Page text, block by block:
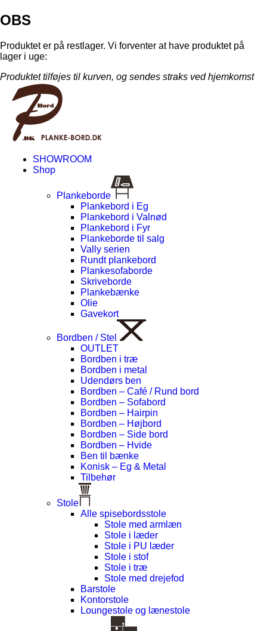
OBS
Produktet er på restlager. Vi forventer at have produktet på
lager i uge:
Produktet tilføjes til kurven, og sendes straks ved hjemkomst
SHOWROOM
Shop
Plankeborde
Plankebord i Eg
Plankebord i Valnød
Plankebord i Fyr
Plankeborde til salg
Vally serien
Rundt plankebord
Plankesofaborde
Skriveborde
Plankebænke
Olie
Gavekort
Bordben / Stel
OUTLET
Bordben i træ
Bordben i metal
Udendørs ben
Bordben – Café / Rund bord
Bordben – Sofabord
Bordben – Hairpin
Bordben – Højbord
Bordben – Side bord
Bordben – Hvide
Ben til bænke
Konisk – Eg & Metal
Tilbehør
Stole
Alle spisebordsstole
Stole med armlæn
Stole i læder
Stole i PU læder
Stole i stof
Stole i træ
Stole med drejefod
Barstole
Kontorstole
Loungestole og lænestole